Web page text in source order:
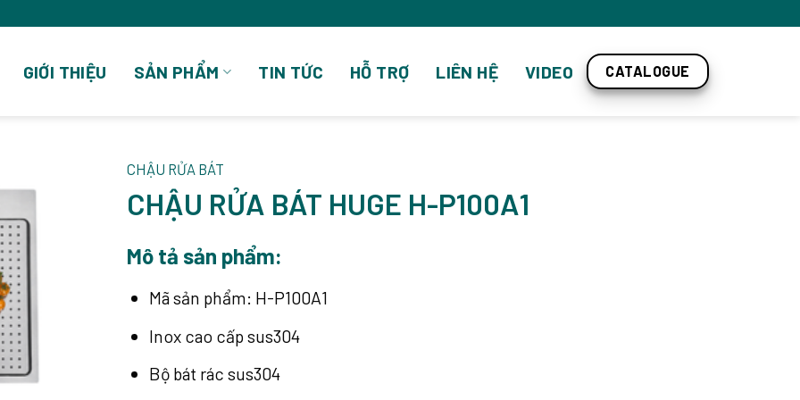
GIỚI THIỆU SẢN PHẨM TIN TỨC HỖ TRỢ LIÊN HỆ VIDEO CATALOGUE
CHẬU RỬA BÁT
CHẬU RỬA BÁT HUGE H-P100A1
Mô tả sản phẩm:
Mã sản phẩm: H-P100A1
Inox cao cấp sus304
Bộ bát rác sus304